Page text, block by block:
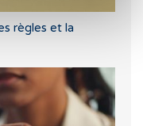
règles et la